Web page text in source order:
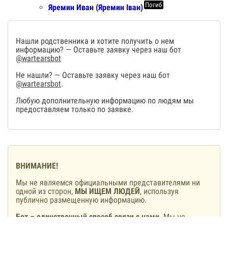
Яремин Иван (Яремин Іван) Погиб
Нашли родственника и хотите получить о нем
информацию? — Оставьте заявку через наш бот
@wartearsbot
Не нашли? — Оставьте заявку через наш бот
@wartearsbot.
Любую дополнительную информацию по людям мы
предоставляем только по заявке.
ВНИМАНИЕ!
Мы не являемся официальными представителями ни
одной из сторон, МЫ ИЩЕМ ЛЮДЕЙ, используя
публично размещенную информацию.
Бот – единственный способ связи с нами . Мы не